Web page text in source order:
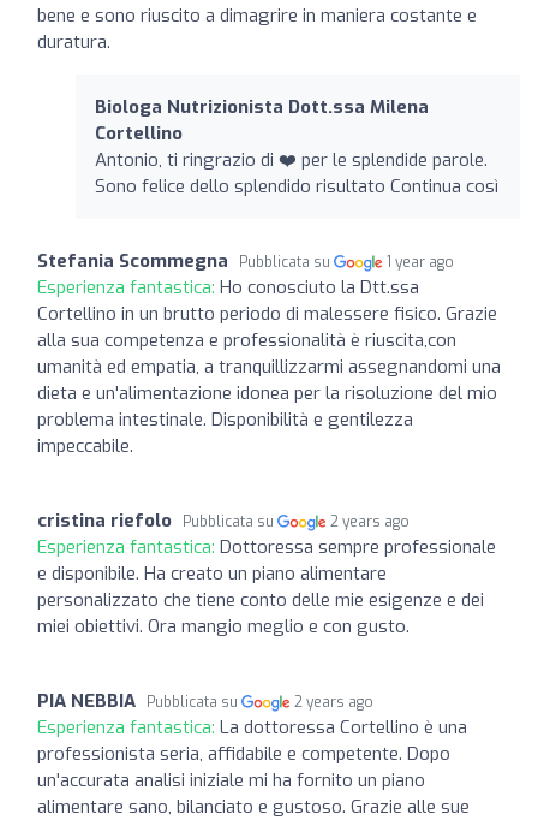
bene e sono riuscito a dimagrire in maniera costante e
duratura.
Biologa Nutrizionista Dott.ssa Milena
Cortellino
Antonio, ti ringrazio di ❤️ per le splendide parole.
Sono felice dello splendido risultato Continua così
Stefania Scommegna Pubblicata su 1 year ago
Esperienza fantastica: Ho conosciuto la Dtt.ssa
Cortellino in un brutto periodo di malessere fisico. Grazie
alla sua competenza e professionalità è riuscita,con
umanità ed empatia, a tranquillizzarmi assegnandomi una
dieta e un'alimentazione idonea per la risoluzione del mio
problema intestinale. Disponibilità e gentilezza
impeccabile.
cristina riefolo Pubblicata su 2 years ago
Esperienza fantastica: Dottoressa sempre professionale
e disponibile. Ha creato un piano alimentare
personalizzato che tiene conto delle mie esigenze e dei
miei obiettivi. Ora mangio meglio e con gusto.
PIA NEBBIA Pubblicata su 2 years ago
Esperienza fantastica: La dottoressa Cortellino è una
professionista seria, affidabile e competente. Dopo
un'accurata analisi iniziale mi ha fornito un piano
alimentare sano, bilanciato e gustoso. Grazie alle sue